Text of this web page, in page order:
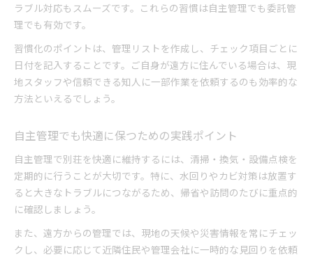
ラブル対応もスムーズです。これらの習慣は自主管理でも委託管
理でも有効です。
習慣化のポイントは、管理リストを作成し、チェック項目ごとに
日付を記入することです。ご自身が遠方に住んでいる場合は、現
地スタッフや信頼できる知人に一部作業を依頼するのも効率的な
方法といえるでしょう。
自主管理でも快適に保つための実践ポイント
自主管理で別荘を快適に維持するには、清掃・換気・設備点検を
定期的に行うことが大切です。特に、水回りやカビ対策は放置す
ると大きなトラブルにつながるため、帰省や訪問のたびに重点的
に確認しましょう。
また、遠方からの管理では、現地の天候や災害情報を常にチェッ
クし、必要に応じて近隣住民や管理会社に一時的な見回りを依頼